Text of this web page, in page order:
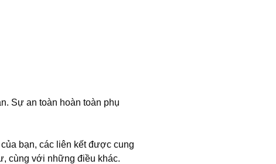
Sự an toàn hoàn toàn phụ
bạn, các liên kết được cung
cùng với những điều khác.